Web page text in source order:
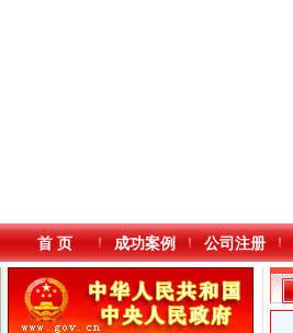
首 页 成功案例 公司注册